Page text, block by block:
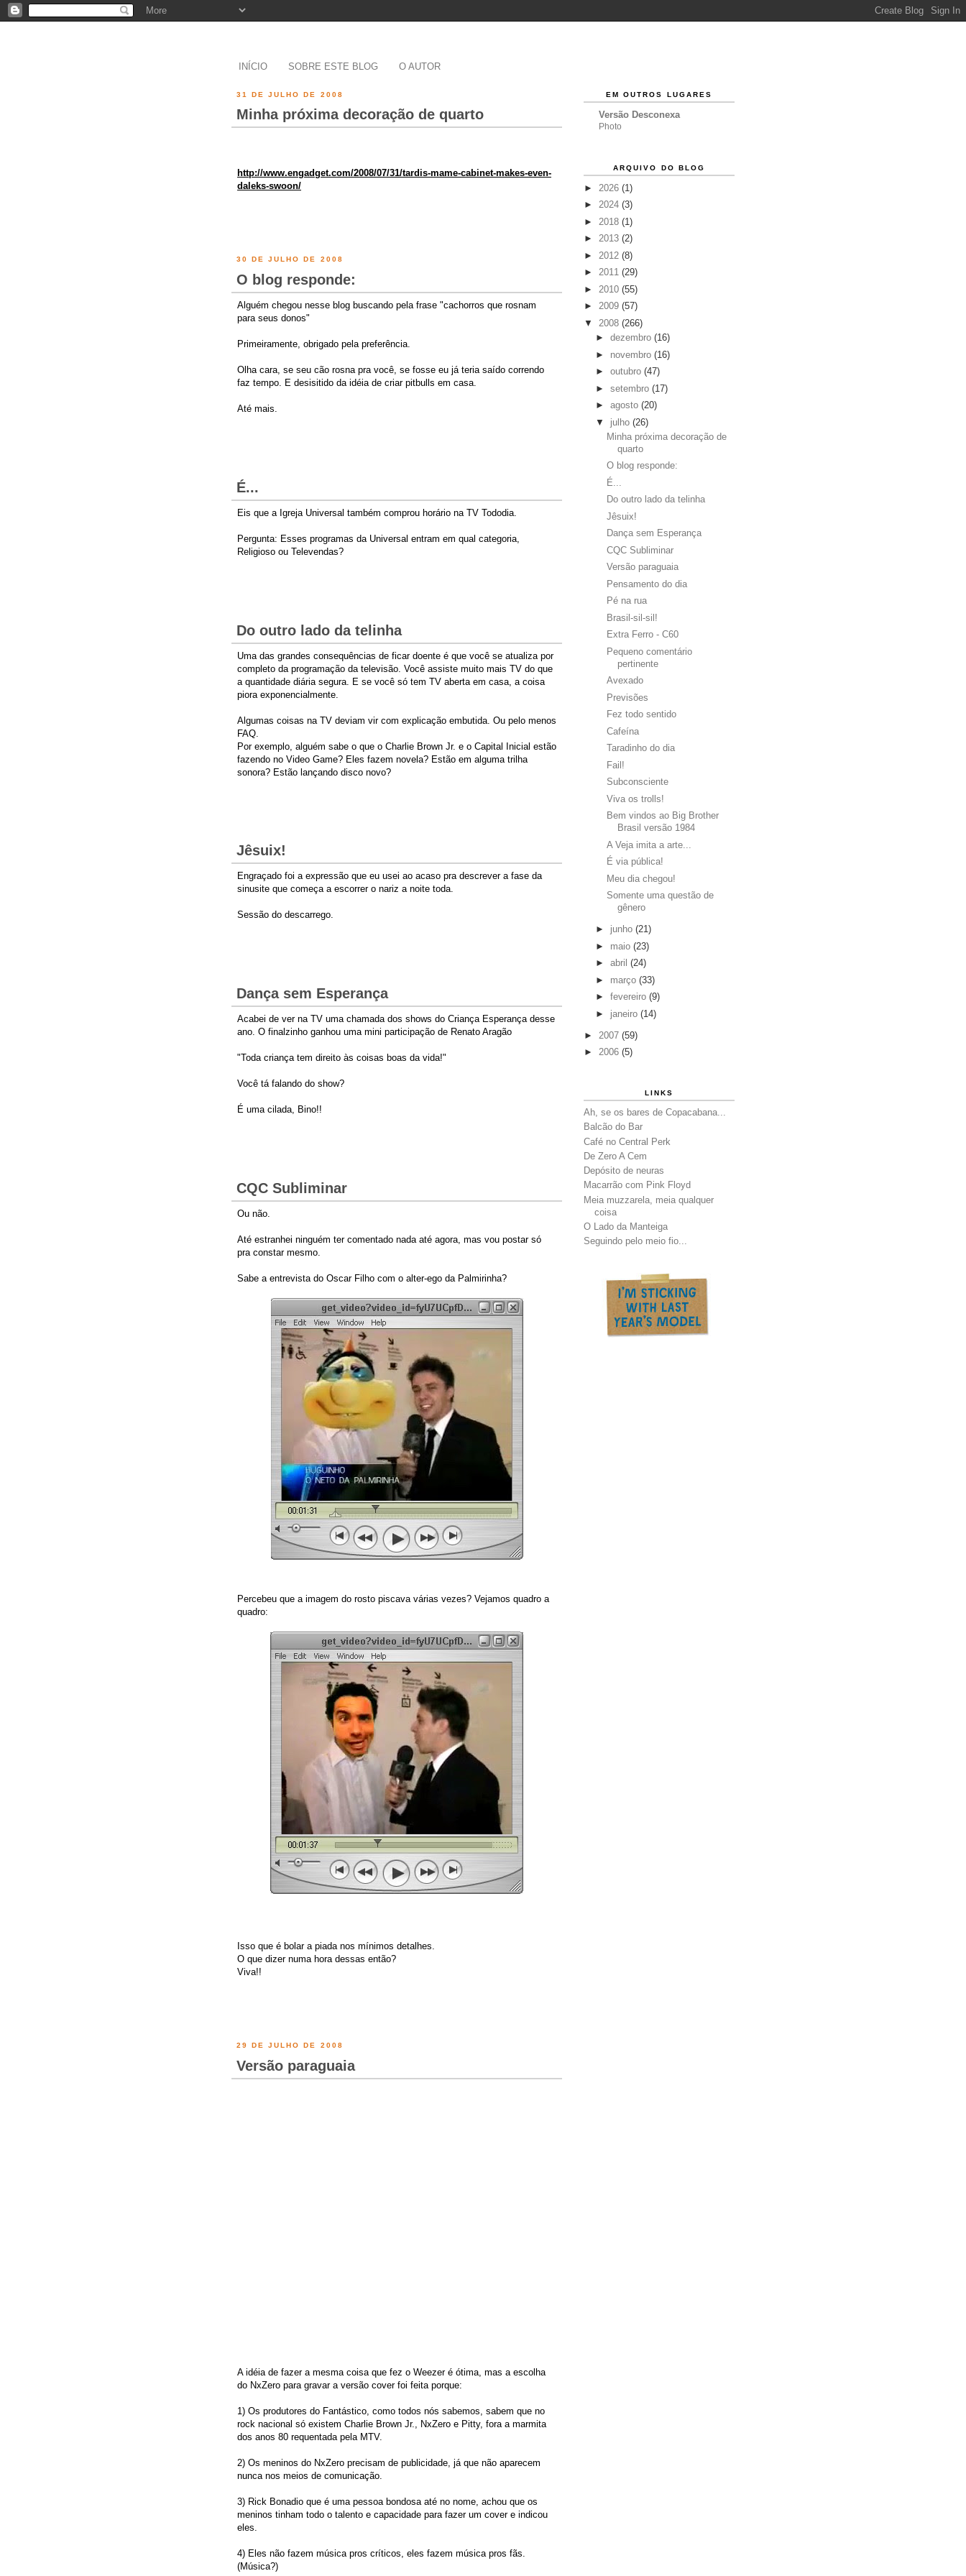
INÍCIO SOBRE ESTE BLOG O AUTOR
31 DE JULHO DE 2008
Minha próxima decoração de quarto
http://www.engadget.com/2008/07/31/tardis-mame-cabinet-makes-even-
daleks-swoon/
30 DE JULHO DE 2008
O blog responde:
Alguém chegou nesse blog buscando pela frase "cachorros que rosnam
para seus donos"
Primeiramente, obrigado pela preferência.
Olha cara, se seu cão rosna pra você, se fosse eu já teria saído correndo
faz tempo. E desisitido da idéia de criar pitbulls em casa.
Até mais.
É...
Eis que a Igreja Universal também comprou horário na TV Tododia.
Pergunta: Esses programas da Universal entram em qual categoria,
Religioso ou Televendas?
Do outro lado da telinha
Uma das grandes consequências de ficar doente é que você se atualiza por
completo da programação da televisão. Você assiste muito mais TV do que
a quantidade diária segura. E se você só tem TV aberta em casa, a coisa
piora exponencialmente.
Algumas coisas na TV deviam vir com explicação embutida. Ou pelo menos
FAQ.
Por exemplo, alguém sabe o que o Charlie Brown Jr. e o Capital Inicial estão
fazendo no Video Game? Eles fazem novela? Estão em alguma trilha
sonora? Estão lançando disco novo?
Jêsuix!
Engraçado foi a expressão que eu usei ao acaso pra descrever a fase da
sinusite que começa a escorrer o nariz a noite toda.
Sessão do descarrego.
Dança sem Esperança
Acabei de ver na TV uma chamada dos shows do Criança Esperança desse
ano. O finalzinho ganhou uma mini participação de Renato Aragão
"Toda criança tem direito às coisas boas da vida!"
Você tá falando do show?
É uma cilada, Bino!!
CQC Subliminar
Ou não.
Até estranhei ninguém ter comentado nada até agora, mas vou postar só
pra constar mesmo.
Sabe a entrevista do Oscar Filho com o alter-ego da Palmirinha?
Percebeu que a imagem do rosto piscava várias vezes? Vejamos quadro a
quadro:
Isso que é bolar a piada nos mínimos detalhes.
O que dizer numa hora dessas então?
Viva!!
29 DE JULHO DE 2008
Versão paraguaia
A idéia de fazer a mesma coisa que fez o Weezer é ótima, mas a escolha
do NxZero para gravar a versão cover foi feita porque:
1) Os produtores do Fantástico, como todos nós sabemos, sabem que no
rock nacional só existem Charlie Brown Jr., NxZero e Pitty, fora a marmita
dos anos 80 requentada pela MTV.
2) Os meninos do NxZero precisam de publicidade, já que não aparecem
nunca nos meios de comunicação.
3) Rick Bonadio que é uma pessoa bondosa até no nome, achou que os
meninos tinham todo o talento e capacidade para fazer um cover e indicou
eles.
4) Eles não fazem música pros críticos, eles fazem música pros fãs.
(Música?)
EM OUTROS LUGARES
Versão Desconexa
Photo
ARQUIVO DO BLOG
► 2026 (1)
► 2024 (3)
► 2018 (1)
► 2013 (2)
► 2012 (8)
► 2011 (29)
► 2010 (55)
► 2009 (57)
▼ 2008 (266)
► dezembro (16)
► novembro (16)
► outubro (47)
► setembro (17)
► agosto (20)
▼ julho (26)
Minha próxima decoração de
quarto
O blog responde:
É...
Do outro lado da telinha
Jêsuix!
Dança sem Esperança
CQC Subliminar
Versão paraguaia
Pensamento do dia
Pé na rua
Brasil-sil-sil!
Extra Ferro - C60
Pequeno comentário
pertinente
Avexado
Previsões
Fez todo sentido
Cafeína
Taradinho do dia
Fail!
Subconsciente
Viva os trolls!
Bem vindos ao Big Brother
Brasil versão 1984
A Veja imita a arte...
É via pública!
Meu dia chegou!
Somente uma questão de
gênero
► junho (21)
► maio (23)
► abril (24)
► março (33)
► fevereiro (9)
► janeiro (14)
► 2007 (59)
► 2006 (5)
LINKS
Ah, se os bares de Copacabana...
Balcão do Bar
Café no Central Perk
De Zero A Cem
Depósito de neuras
Macarrão com Pink Floyd
Meia muzzarela, meia qualquer
coisa
O Lado da Manteiga
Seguindo pelo meio fio...